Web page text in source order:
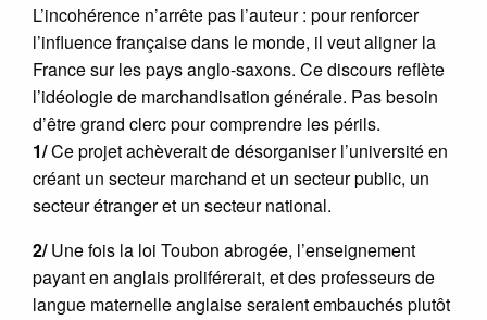
L’incohérence n’arrête pas l’auteur : pour renforcer
l’influence française dans le monde, il veut aligner la
France sur les pays anglo-saxons. Ce discours reflète
l’idéologie de marchandisation générale. Pas besoin
d’être grand clerc pour comprendre les périls.
1/Ce projet achèverait de désorganiser l’université en
créant un secteur marchand et un secteur public, un
secteur étranger et un secteur national.
2/Une fois la loi Toubon abrogée, l’enseignement
payant en anglais proliférerait, et des professeurs de
langue maternelle anglaise seraient embauchés plutôt